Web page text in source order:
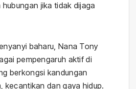
jika tidak dijaga
baharu, Nana Tony
pempengaruh aktif di
berkongsi kandungan
kecantikan dan gaya hidup.